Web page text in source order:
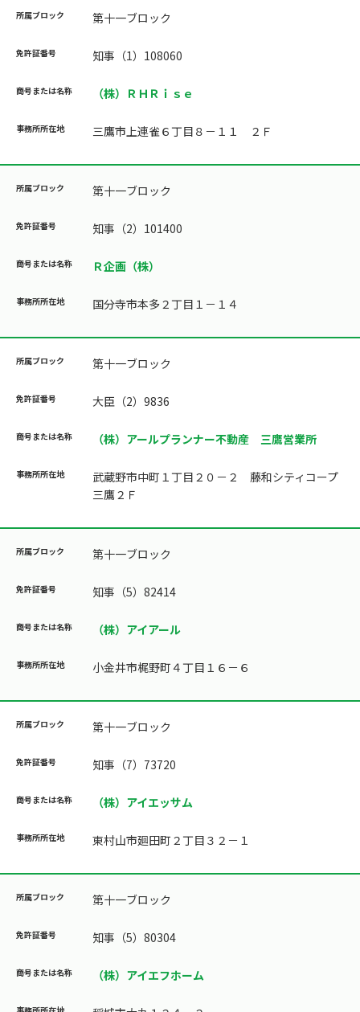
第十一ブロック
知事（1）108060
（株）ＲＨＲｉｓｅ
三鷹市上連雀６丁目８－１１ ２Ｆ
第十一ブロック
知事（2）101400
Ｒ企画（株）
国分寺市本多２丁目１－１４
第十一ブロック
大臣（2）9836
（株）アールプランナー不動産 三鷹営業所
武蔵野市中町１丁目２０－２ 藤和シティコープ
三鷹２Ｆ
第十一ブロック
知事（5）82414
（株）アイアール
小金井市梶野町４丁目１６－６
第十一ブロック
知事（7）73720
（株）アイエッサム
東村山市廻田町２丁目３２－１
第十一ブロック
知事（5）80304
（株）アイエフホーム